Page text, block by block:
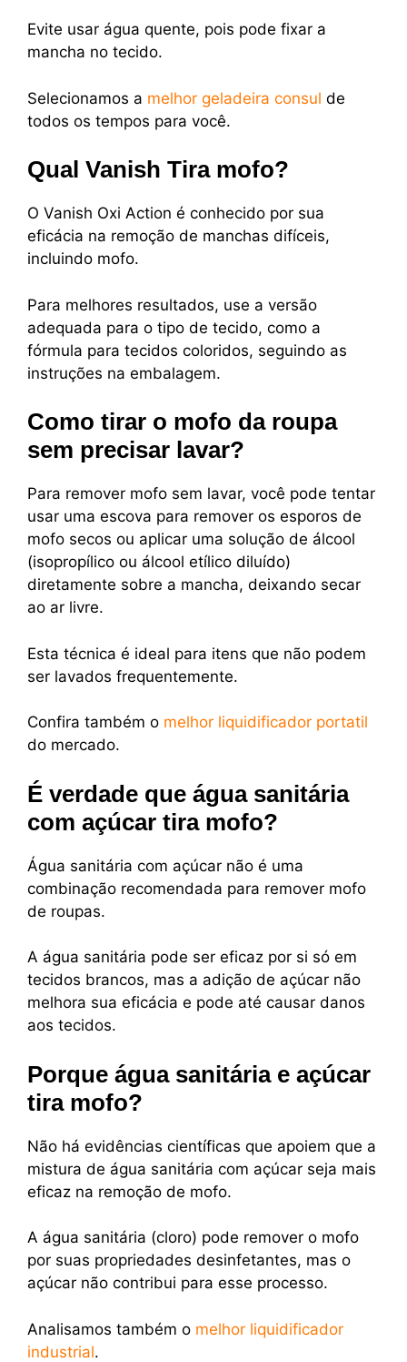
Evite usar água quente, pois pode fixar a
mancha no tecido.
Selecionamos a melhor geladeira consul de
todos os tempos para você.
Qual Vanish Tira mofo?
O Vanish Oxi Action é conhecido por sua
eficácia na remoção de manchas difíceis,
incluindo mofo.
Para melhores resultados, use a versão
adequada para o tipo de tecido, como a
fórmula para tecidos coloridos, seguindo as
instruções na embalagem.
Como tirar o mofo da roupa
sem precisar lavar?
Para remover mofo sem lavar, você pode tentar
usar uma escova para remover os esporos de
mofo secos ou aplicar uma solução de álcool
(isopropílico ou álcool etílico diluído)
diretamente sobre a mancha, deixando secar
ao ar livre.
Esta técnica é ideal para itens que não podem
ser lavados frequentemente.
Confira também o melhor liquidificador portatil
do mercado.
É verdade que água sanitária
com açúcar tira mofo?
Água sanitária com açúcar não é uma
combinação recomendada para remover mofo
de roupas.
A água sanitária pode ser eficaz por si só em
tecidos brancos, mas a adição de açúcar não
melhora sua eficácia e pode até causar danos
aos tecidos.
Porque água sanitária e açúcar
tira mofo?
Não há evidências científicas que apoiem que a
mistura de água sanitária com açúcar seja mais
eficaz na remoção de mofo.
A água sanitária (cloro) pode remover o mofo
por suas propriedades desinfetantes, mas o
açúcar não contribui para esse processo.
Analisamos também o melhor liquidificador
industrial.